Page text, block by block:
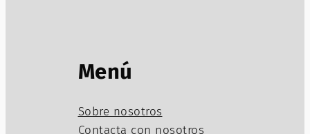
Menú
Sobre nosotros
Contacta con nosotros